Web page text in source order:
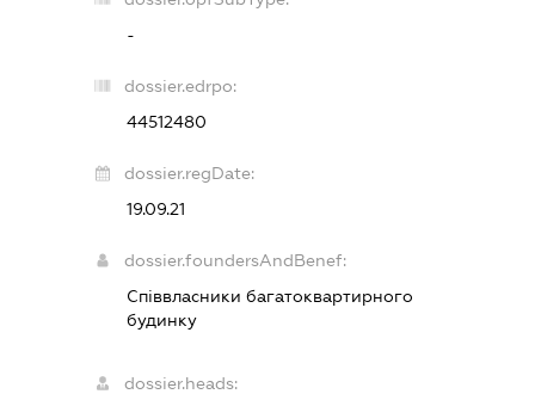
-
dossier.edrpo:
44512480
dossier.regDate:
19.09.21
dossier.foundersAndBenef:
Співвласники багатоквартирного
будинку
dossier.heads: